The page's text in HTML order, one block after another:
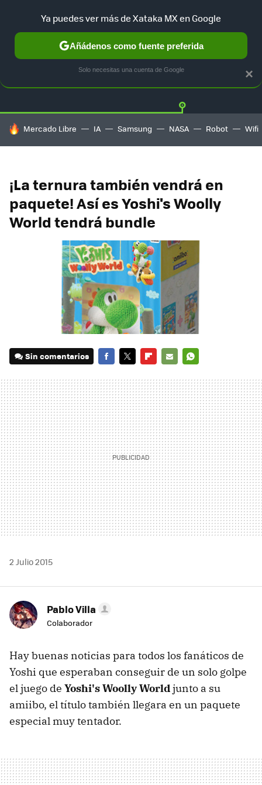
Twitter
HOY SE HABLA DE
Mercado Libre IA Samsung NASA Robot Wifi
¡La ternura también vendrá en
paquete! Así es Yoshi's Woolly
World tendrá bundle
Sin comentarios
MAIL
2 Julio 2015
Pablo Villa
Colaborador
Hay buenas noticias para todos los fanáticos de
Yoshi que esperaban conseguir de un solo golpe
el juego de Yoshi's Woolly Worldjunto a su
amiibo, el título también llegara en un paquete
especial muy tentador.
×
Ya puedes ver más de Xataka MX en Google
Añádenos como fuente preferida
Solo necesitas una cuenta de Google